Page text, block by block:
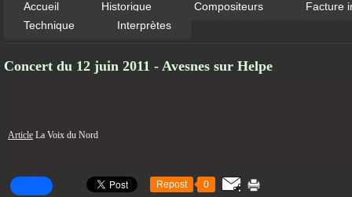
Accueil Historique Compositeurs
Facture
Technique
Interprètes
Concert du 12 juin 2011 - Avesnes sur Helpe
Article La Voix du Nord
Repost 0